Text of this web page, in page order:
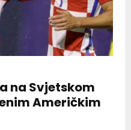
na Svjetskom
Američkim